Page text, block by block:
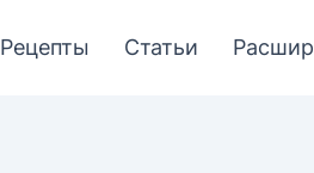
Рецепты Статьи